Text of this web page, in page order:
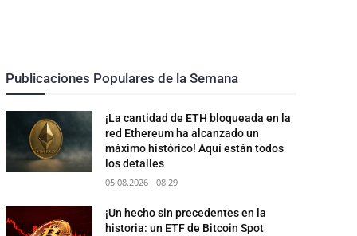
Publicaciones Populares de la Semana
¡La cantidad de ETH bloqueada en la
red Ethereum ha alcanzado un
máximo histórico! Aquí están todos
los detalles
05.08.2026 - 08:29
¡Un hecho sin precedentes en la
historia: un ETF de Bitcoin Spot